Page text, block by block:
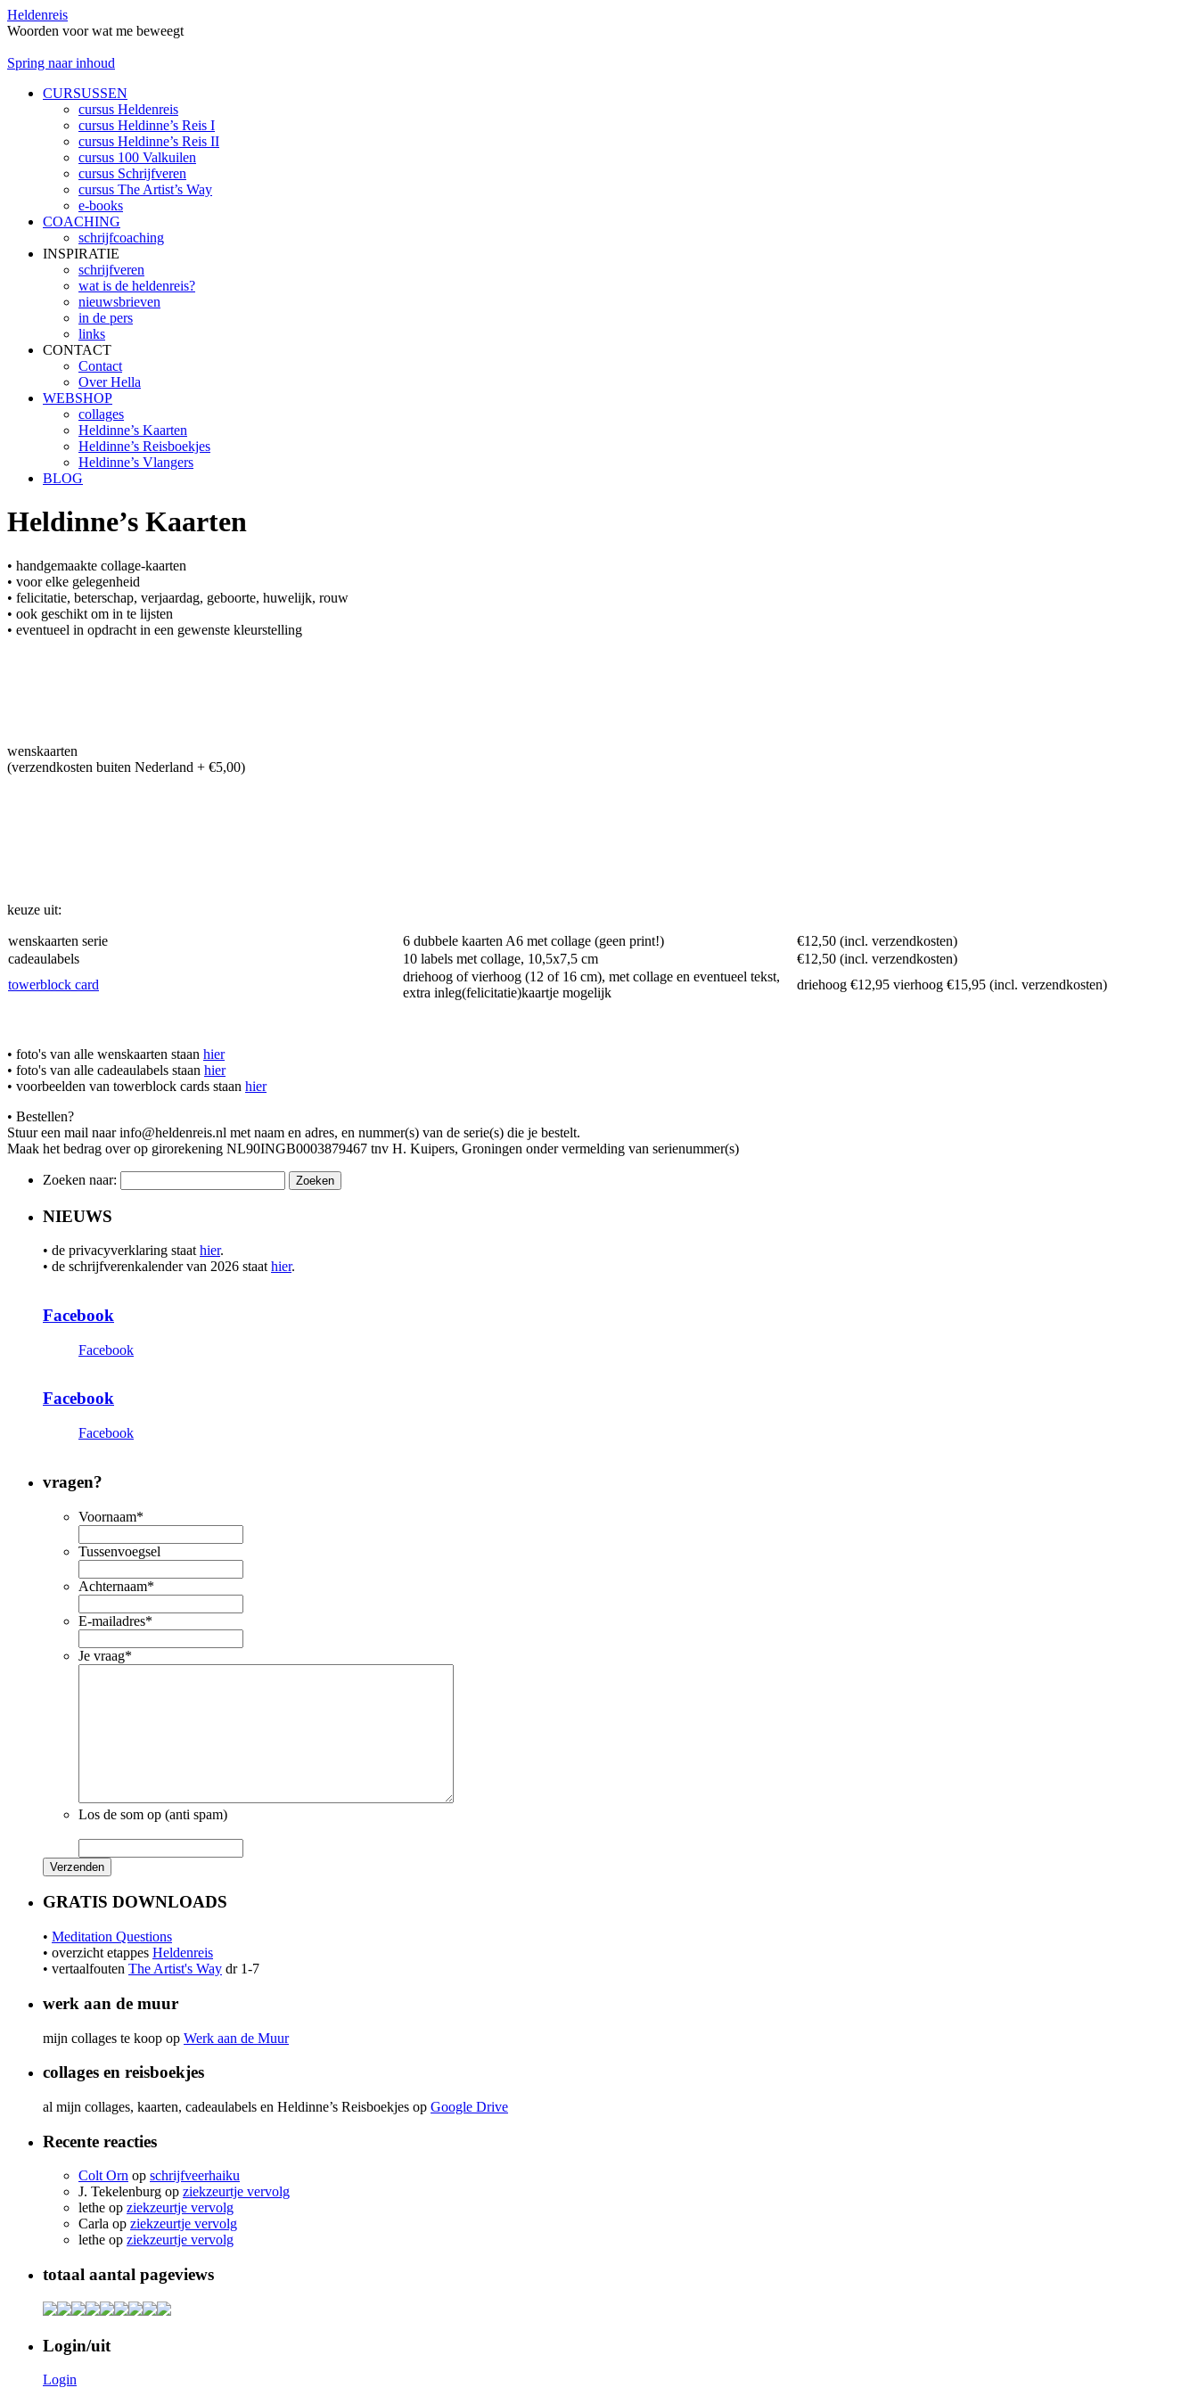
Heldenreis
Woorden voor wat me beweegt
Spring naar inhoud
CURSUSSEN
cursus Heldenreis
cursus Heldinne’s Reis I
cursus Heldinne’s Reis II
cursus 100 Valkuilen
cursus Schrijfveren
cursus The Artist’s Way
e-books
COACHING
schrijfcoaching
INSPIRATIE
schrijfveren
wat is de heldenreis?
nieuwsbrieven
in de pers
links
CONTACT
Contact
Over Hella
WEBSHOP
collages
Heldinne’s Kaarten
Heldinne’s Reisboekjes
Heldinne’s Vlangers
BLOG
Heldinne’s Kaarten
• handgemaakte collage-kaarten
• voor elke gelegenheid
• felicitatie, beterschap, verjaardag, geboorte, huwelijk, rouw
• ook geschikt om in te lijsten
• eventueel in opdracht in een gewenste kleurstelling
wenskaarten
(verzendkosten buiten Nederland + €5,00)
keuze uit:
wenskaarten serie 6 dubbele kaarten A6 met collage (geen print!)
€12,50 (incl. verzendkosten)
cadeaulabels
10 labels met collage, 10,5x7,5 cm
€12,50 (incl. verzendkosten)
towerblock card
driehoog of vierhoog (12 of 16 cm), met collage en eventueel tekst,
extra inleg(felicitatie)kaartje mogelijk
driehoog €12,95 vierhoog €15,95 (incl. verzendkosten)
• foto's van alle wenskaarten staan hier
• foto's van alle cadeaulabels staan hier
• voorbeelden van towerblock cards staan hier
• Bestellen?
Stuur een mail naar info@heldenreis.nl met naam en adres, en nummer(s) van de serie(s) die je bestelt.
Maak het bedrag over op girorekening NL90INGB0003879467 tnv H. Kuipers, Groningen onder vermelding van serienummer(s)
Zoeken naar:
NIEUWS
• de privacyverklaring staat hier.
• de schrijfverenkalender van 2026 staat hier.
Facebook
Facebook
Facebook
Facebook
vragen?
Voornaam*
Tussenvoegsel
Achternaam*
E-mailadres*
Je vraag*
Los de som op (anti spam)
GRATIS DOWNLOADS
• Meditation Questions
• overzicht etappes Heldenreis
• vertaalfouten The Artist's Way dr 1-7
werk aan de muur
mijn collages te koop op Werk aan de Muur
collages en reisboekjes
al mijn collages, kaarten, cadeaulabels en Heldinne’s Reisboekjes op Google Drive
Recente reacties
Colt Orn op schrijfveerhaiku
J. Tekelenburg op ziekzeurtje vervolg
lethe op ziekzeurtje vervolg
Carla op ziekzeurtje vervolg
lethe op ziekzeurtje vervolg
totaal aantal pageviews
Login/uit
Login